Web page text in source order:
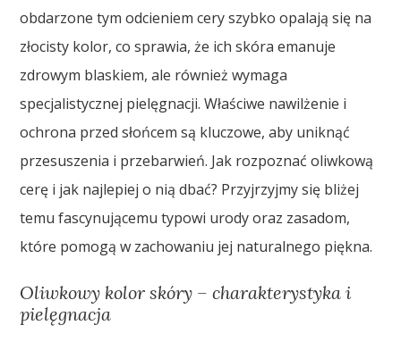
obdarzone tym odcieniem cery szybko opalają się na
złocisty kolor, co sprawia, że ich skóra emanuje
zdrowym blaskiem, ale również wymaga
specjalistycznej pielęgnacji. Właściwe nawilżenie i
ochrona przed słońcem są kluczowe, aby uniknąć
przesuszenia i przebarwień. Jak rozpoznać oliwkową
cerę i jak najlepiej o nią dbać? Przyjrzyjmy się bliżej
temu fascynującemu typowi urody oraz zasadom,
które pomogą w zachowaniu jej naturalnego piękna.
Oliwkowy kolor skóry – charakterystyka i
pielęgnacja